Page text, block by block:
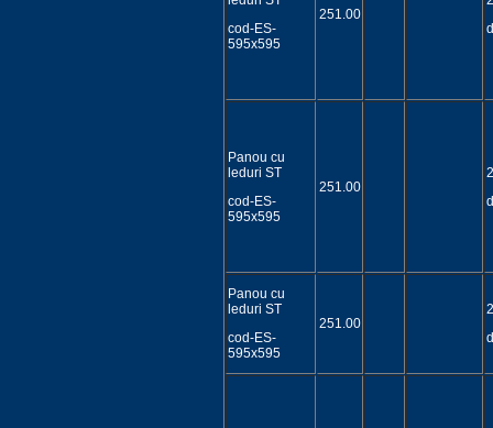
cod-ES-
595x595
251.00
Panou cu
leduri ST
cod-ES-
595x595
251.00
Panou cu
leduri ST
cod-ES-
595x595
251.00